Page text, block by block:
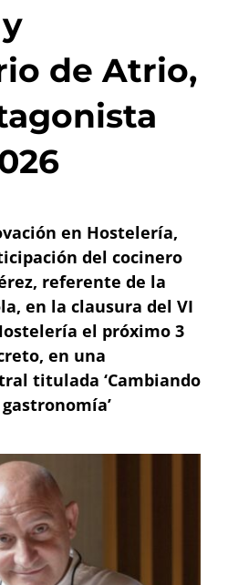
de Atrio,
en Hostelería,
del cocinero
referente de la
en la clausura del VI
el próximo 3
en una
titulada ‘Cambiando